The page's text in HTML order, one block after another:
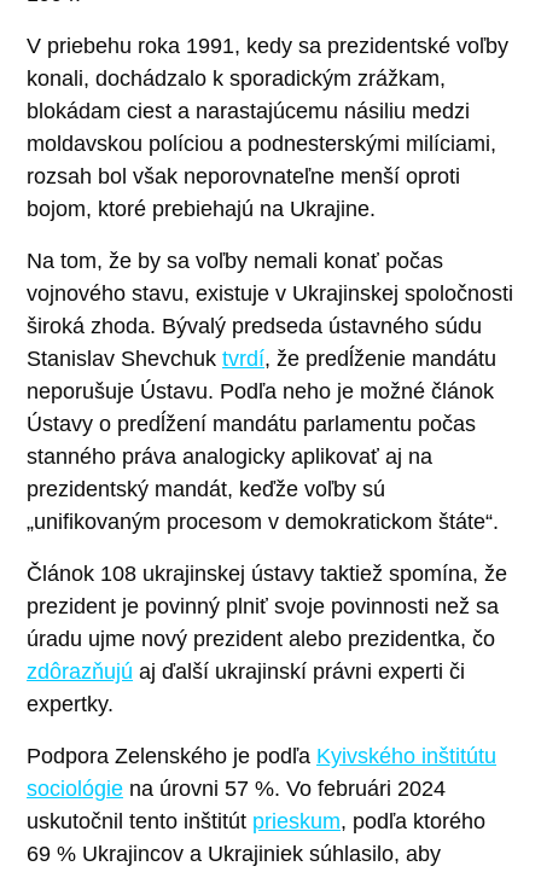
V priebehu roka 1991, kedy sa prezidentské voľby
konali, dochádzalo k sporadickým zrážkam,
blokádam ciest a narastajúcemu násiliu medzi
moldavskou políciou a podnesterskými milíciami,
rozsah bol však neporovnateľne menší oproti
bojom, ktoré prebiehajú na Ukrajine.
Na tom, že by sa voľby nemali konať počas
vojnového stavu, existuje v Ukrajinskej spoločnosti
široká zhoda. Bývalý predseda ústavného súdu
Stanislav Shevchuk tvrdí, že predĺženie mandátu
neporušuje Ústavu. Podľa neho je možné článok
Ústavy o predĺžení mandátu parlamentu počas
stanného práva analogicky aplikovať aj na
prezidentský mandát, keďže voľby sú
„unifikovaným procesom v demokratickom štáte“.
Článok 108 ukrajinskej ústavy taktiež spomína, že
prezident je povinný plniť svoje povinnosti než sa
úradu ujme nový prezident alebo prezidentka, čo
zdôrazňujú aj ďalší ukrajinskí právni experti či
expertky.
Podpora Zelenského je podľa Kyivského inštitútu
sociológie na úrovni 57 %. Vo februári 2024
uskutočnil tento inštitút prieskum, podľa ktorého
69 % Ukrajincov a Ukrajiniek súhlasilo, aby